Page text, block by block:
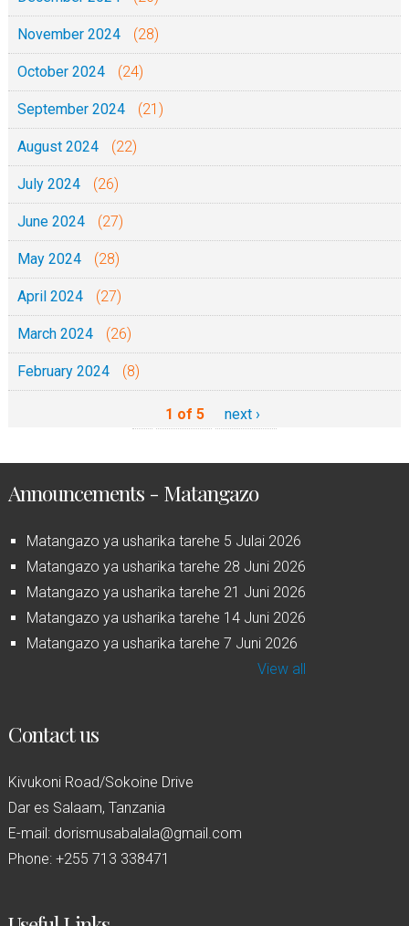
November 2024 (28)
October 2024 (24)
September 2024 (21)
August 2024 (22)
July 2024 (26)
June 2024 (27)
May 2024 (28)
April 2024 (27)
March 2024 (26)
February 2024 (8)
1 of 5 next ›
Announcements - Matangazo
Matangazo ya usharika tarehe 5 Julai 2026
Matangazo ya usharika tarehe 28 Juni 2026
Matangazo ya usharika tarehe 21 Juni 2026
Matangazo ya usharika tarehe 14 Juni 2026
Matangazo ya usharika tarehe 7 Juni 2026
View all
Contact us
Kivukoni Road/Sokoine Drive
Dar es Salaam, Tanzania
E-mail: dorismusabalala@gmail.com
Phone: +255 713 338471